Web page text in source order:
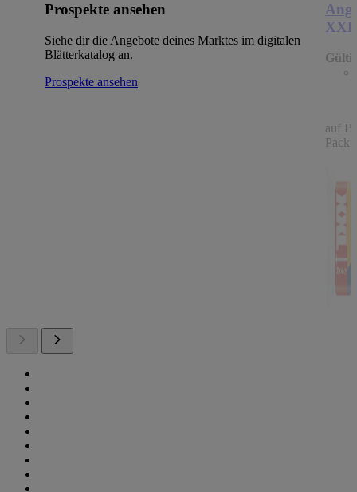
Prospekte ansehen
Siehe dir die Angebote deines Marktes im digitalen
Blätterkatalog an.
Prospekte ansehen
XXL
auf